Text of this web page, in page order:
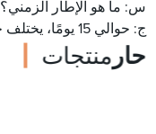
س: ما هو الإطار الزمني؟
ج: حوالي 15 يومًا، يختلف حسب الكمية ونمط الحقيبة.
حار منتجات